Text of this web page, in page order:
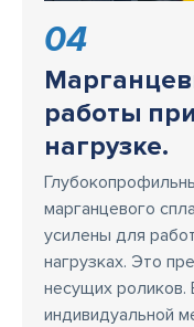
04
работы
нагрузке.
марганцевого
усилены для
нагрузках. Это
несущих роликов.
индивидуальной